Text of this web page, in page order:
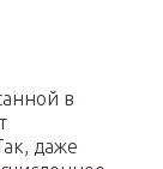
в
даже